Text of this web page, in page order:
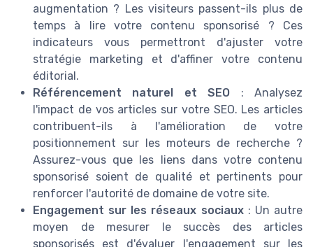
augmentation ? Les visiteurs passent-ils plus de
temps à lire votre contenu sponsorisé ? Ces
indicateurs vous permettront d'ajuster votre
stratégie marketing et d'affiner votre contenu
éditorial.
Référencement naturel et SEO : Analysez
l'impact de vos articles sur votre SEO. Les articles
contribuent-ils à l'amélioration de votre
positionnement sur les moteurs de recherche ?
Assurez-vous que les liens dans votre contenu
sponsorisé soient de qualité et pertinents pour
renforcer l'autorité de domaine de votre site.
Engagement sur les réseaux sociaux: Un autre
moyen de mesurer le succès des articles
sponsorisés est d'évaluer l'engagement sur les